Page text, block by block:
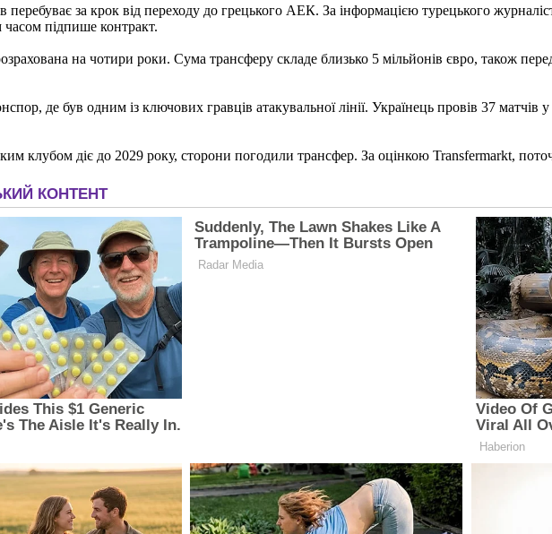
перебуває за крок від переходу до грецького АЕК. За інформацією турецького
підпише контракт.
на чотири роки. Сума трансферу складе близько 5 мільйонів євро, також
де був одним із ключових гравців атакувальної лінії. Українець провів 37
клубом діє до 2029 року, сторони погодили трансфер. За оцінкою Transfermarkt,